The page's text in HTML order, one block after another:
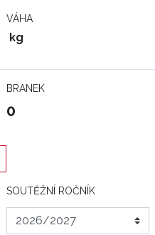
VÁHA
kg
BRANEK
0
SOUTĚŽNÍ ROČNÍK